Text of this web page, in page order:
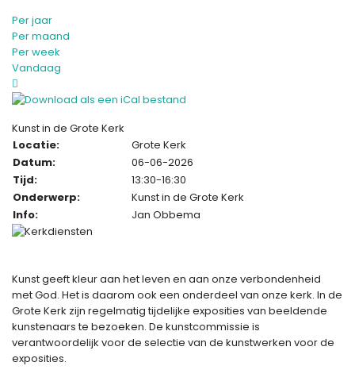
Per jaar
Per maand
Per week
Vandaag
Kunst in de Grote Kerk
Locatie:
Grote Kerk
Datum:
06-06-2026
Tijd:
13:30-16:30
Onderwerp:
Kunst in de Grote Kerk
Info:
Jan Obbema
Kunst geeft kleur aan het leven en aan onze verbondenheid
met God. Het is daarom ook een onderdeel van onze kerk. In de
Grote Kerk zijn regelmatig tijdelijke exposities van beeldende
kunstenaars te bezoeken. De kunstcommissie is
verantwoordelijk voor de selectie van de kunstwerken voor de
exposities.